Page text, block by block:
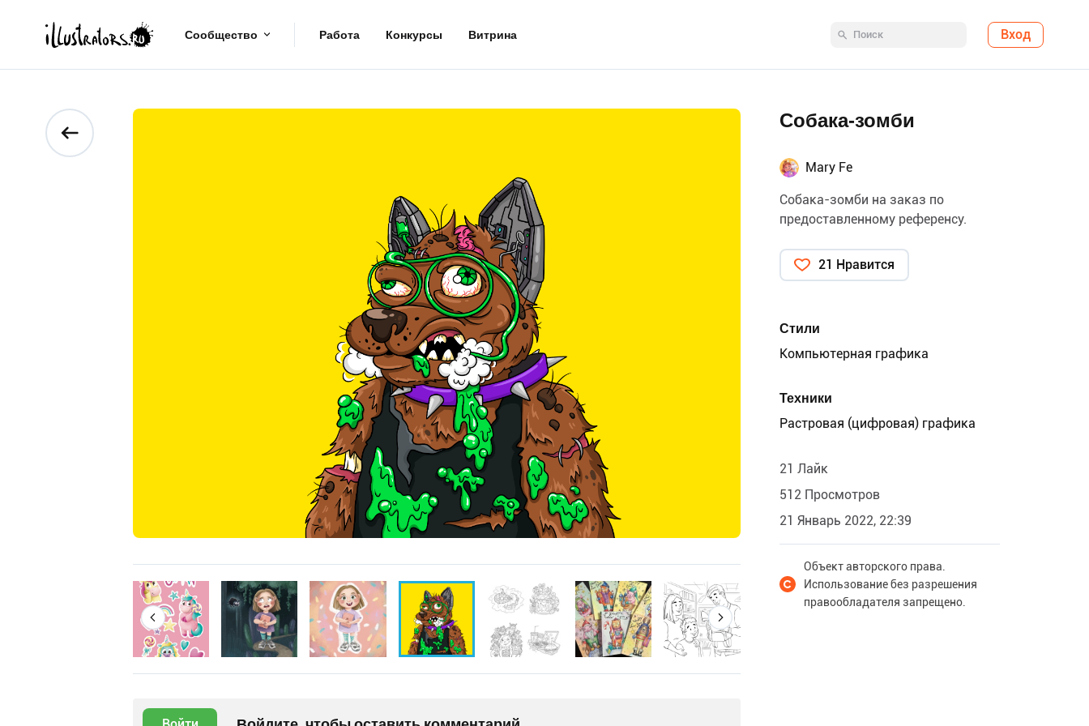
Сообщество Работа Конкурсы Витрина Вход
Собака-зомби
Mary Fe
Собака-зомби на заказ по
предоставленному референсу.
21 Нравится
Стили
Компьютерная графика
Техники
Растровая (цифровая) графика
21 Лайк
512 Просмотров
21 Январь 2022, 22:39
Объект авторского права.
Использование без разрешения
правообладателя запрещено.